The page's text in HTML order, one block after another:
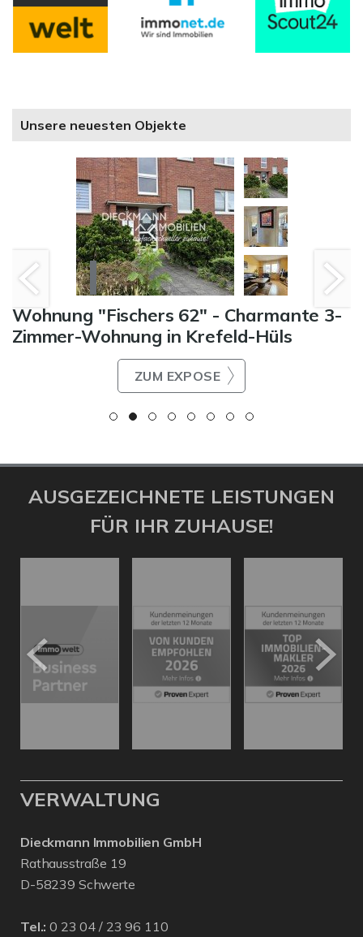
Unsere neuesten Objekte
Wohnung "Fischers 62" - Charmante 3-
Zimmer-Wohnung in Krefeld-Hüls
ZUM EXPOSE
AUSGEZEICHNETE LEISTUNGEN
FÜR IHR ZUHAUSE!
VERWALTUNG
Dieckmann Immobilien GmbH
Rathausstraße 19
D-58239 Schwerte
Tel.: 0 23 04 / 23 96 110